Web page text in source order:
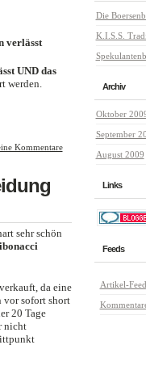
verlässt
UND das
werden.
Kommentare
sehr schön
da eine
vor sofort short
20 Tage
nicht
Die
K.I.S.S.
Archiv
Oktober
September
August 2009
Links
Feeds
Artikel-